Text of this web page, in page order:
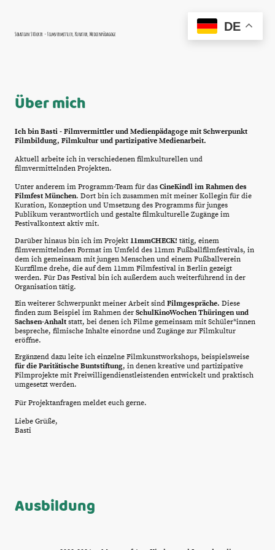
Sebastian Stöcker - Filmvermittler, Kurator, Medienpädagoge
Über mich
Ich bin Basti - Filmvermittler und Medienpädagoge mit Schwerpunkt
Filmbildung, Filmkultur und partizipative Medienarbeit.
Aktuell arbeite ich in verschiedenen filmkulturellen und
filmvermittelnden Projekten.
Unter anderem im Programm-Team für das CineKindl im Rahmen des
Filmfest München. Dort bin ich zusammen mit meiner Kollegin für die
Kuration, Konzeption und Umsetzung des Programms für junges
Publikum verantwortlich und gestalte filmkulturelle Zugänge im
Festivalkontext aktiv mit.
Darüber hinaus bin ich im Projekt 11mmCHECK! tätig, einem
filmvermittelnden Format im Umfeld des 11mm Fußballfilmfestivals, in
dem ich gemeinsam mit jungen Menschen und einem Fußballverein
Kurzfilme drehe, die auf dem 11mm Filmfestival in Berlin gezeigt
werden. Für Das Festival bin ich außerdem auch weiterführend in der
Organisation tätig.
Ein weiterer Schwerpunkt meiner Arbeit sind Filmgespräche. Diese
finden zum Beispiel im Rahmen der SchulKinoWochen Thüringen und
Sachsen-Anhalt statt, bei denen ich Filme gemeinsam mit Schüler*innen
bespreche, filmische Inhalte einordne und Zugänge zur Filmkultur
eröffne.
Ergänzend dazu leite ich einzelne Filmkunstworkshops, beispielsweise
für die Paritätische Buntstiftung, in denen kreative und partizipative
Filmprojekte mit Freiwilligendienstleistenden entwickelt und praktisch
umgesetzt werden.
Für Projektanfragen meldet euch gerne.
Liebe Grüße,
Basti
Ausbildung
DE